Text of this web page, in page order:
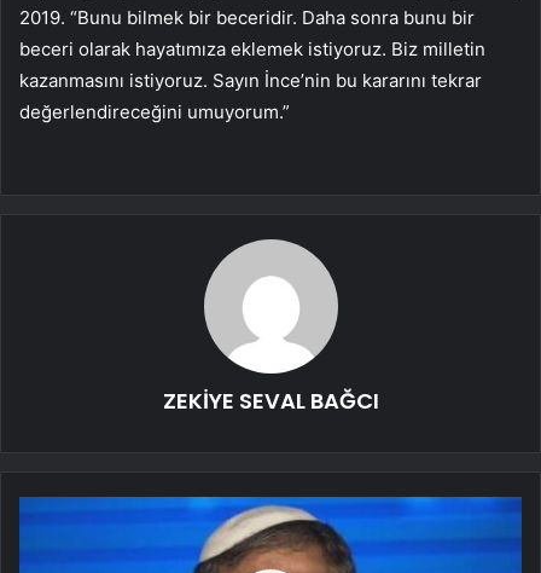
2019. “Bunu bilmek bir beceridir. Daha sonra bunu bir
beceri olarak hayatımıza eklemek istiyoruz. Biz milletin
kazanmasını istiyoruz. Sayın İnce’nin bu kararını tekrar
değerlendireceğini umuyorum.”
ZEKİYE SEVAL BAĞCI